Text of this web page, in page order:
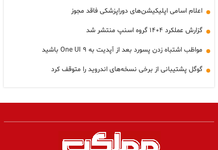
اعلام اسامی اپلیکیشن‌های دوراپزشکی فاقد مجوز
گزارش عملکرد ۱۴۰۴ گروه اسنپ منتشر شد
مواظب اشتباه زدن پسورد بعد از آپدیت به One UI ۹ باشید
گوگل پشتیبانی از برخی نسخه‌های اندروید را متوقف کرد